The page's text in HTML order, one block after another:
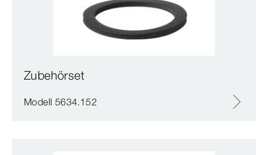
Zubehörset
Modell 5634.152